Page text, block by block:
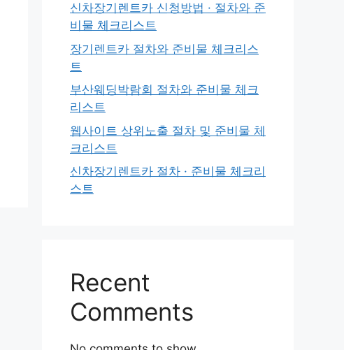
신차장기렌트카 신청방법 · 절차와 준
비물 체크리스트
장기렌트카 절차와 준비물 체크리스
트
부산웨딩박람회 절차와 준비물 체크
리스트
웹사이트 상위노출 절차 및 준비물 체
크리스트
신차장기렌트카 절차 · 준비물 체크리
스트
Recent
Comments